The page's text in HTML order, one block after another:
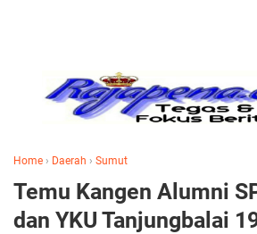
Home › Daerah › Sumut
Temu Kangen Alumni
dan YKU Tanjungbalai